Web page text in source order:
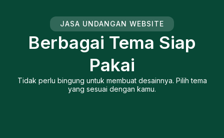
JASA UNDANGAN WEBSITE
Berbagai Tema Siap
Pakai
Tidak perlu bingung untuk membuat desainnya. Pilih tema
yang sesuai dengan kamu.